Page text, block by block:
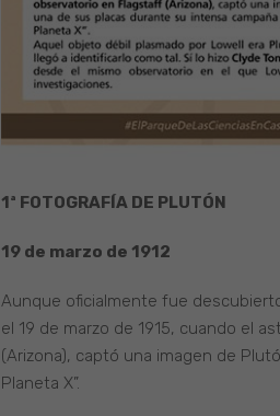
1ª FOTOGRAFÍA DE PLUTÓN
19 de marzo de 1912
Aunque oficialmente fue descubierto
el 19 de marzo de 1915, cuando el
(Arizona), captó una imagen de
Planeta X”.